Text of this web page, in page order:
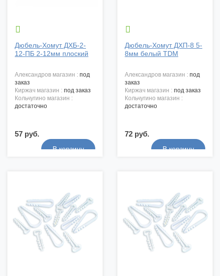

Дюбель-Хомут ДХБ-2-
12-ПБ 2-12мм плоский
александров магазин : под
заказ
киржач магазин : под заказ
кольчугино магазин :
достаточно
57 руб.

Дюбель-Хомут ДХП-8 5-
8мм белый TDM
александров магазин : под
заказ
киржач магазин : под заказ
кольчугино магазин :
достаточно
72 руб.